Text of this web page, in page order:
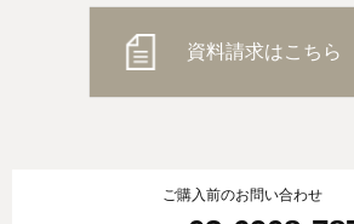
資料請求はこちら
ご購入前のお問い合わ